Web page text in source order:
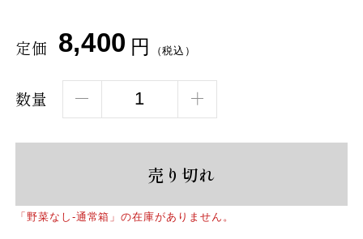
定価 8,400 円 （税込）
数量
売り切れ
「野菜なし-通常箱」の在庫がありません。